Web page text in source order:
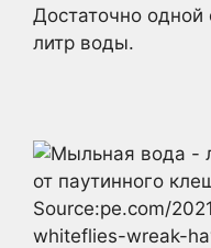
Достаточно
литр воды.
Source:pe.com/
whiteflies-wreak-